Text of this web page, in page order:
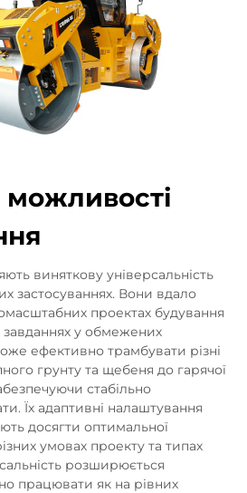
можливості
виняткову універсальність
застосуваннях. Вони вдало
проектах будування
завданнях у обмежених
ефективно трамбувати різні
грунту та щебеня до гарячої
стабільно
Їх адаптивні налаштування
досягти оптимальної
умовах проекту та типах
розширюється
працювати як на рівних